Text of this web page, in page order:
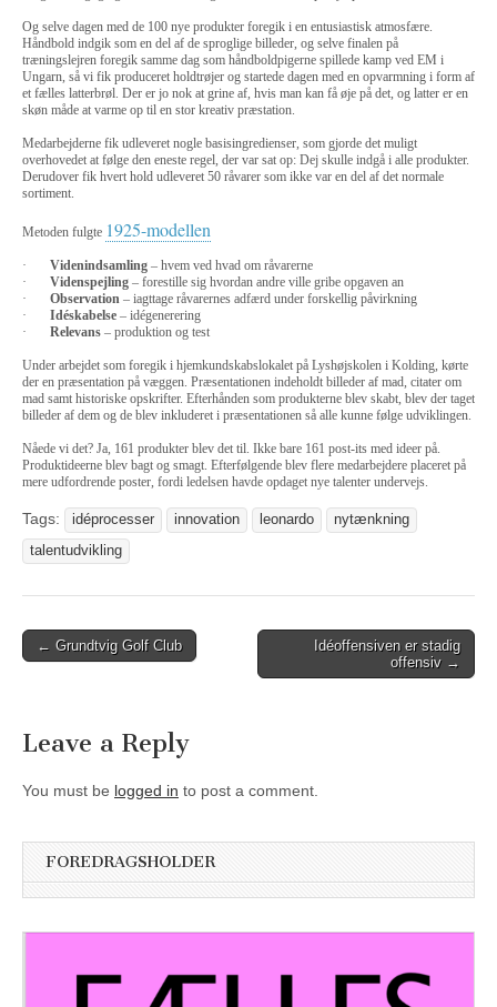
Og selve dagen med de 100 nye produkter foregik i en entusiastisk atmosfære.
Håndbold indgik som en del af de sproglige billeder, og selve finalen på
træningslejren foregik samme dag som håndboldpigerne spillede kamp ved EM i
Ungarn, så vi fik produceret holdtrøjer og startede dagen med en opvarmning i form af
et fælles latterbrøl. Der er jo nok at grine af, hvis man kan få øje på det, og latter er en
skøn måde at varme op til en stor kreativ præstation.
Medarbejderne fik udleveret nogle basisingredienser, som gjorde det muligt
overhovedet at følge den eneste regel, der var sat op: Dej skulle indgå i alle produkter.
Derudover fik hvert hold udleveret 50 råvarer som ikke var en del af det normale
sortiment.
Metoden fulgte 1925-modellen
· Videnindsamling – hvem ved hvad om råvarerne
· Videnspejling – forestille sig hvordan andre ville gribe opgaven an
· Observation – iagttage råvarernes adfærd under forskellig påvirkning
· Idéskabelse – idégenerering
· Relevans – produktion og test
Under arbejdet som foregik i hjemkundskabslokalet på Lyshøjskolen i Kolding, kørte
der en præsentation på væggen. Præsentationen indeholdt billeder af mad, citater om
mad samt historiske opskrifter. Efterhånden som produkterne blev skabt, blev der taget
billeder af dem og de blev inkluderet i præsentationen så alle kunne følge udviklingen.
Nåede vi det? Ja, 161 produkter blev det til. Ikke bare 161 post-its med ideer på.
Produktideerne blev bagt og smagt. Efterfølgende blev flere medarbejdere placeret på
mere udfordrende poster, fordi ledelsen havde opdaget nye talenter undervejs.
Tags: idéprocesser innovation leonardo
nytænkning
talentudvikling
Post
← Grundtvig Golf Club
Idéoffensiven er stadig
offensiv →
Leave a Reply
You must be logged in to post a comment.
FOREDRAGSHOLDER